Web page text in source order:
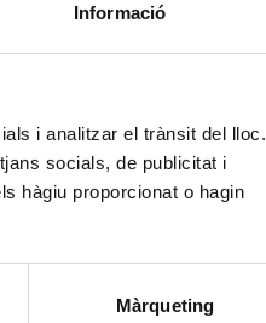
Informació
i analitzar el trànsit del lloc.
socials, de publicitat i
hàgiu proporcionat o hagin
Màrqueting
arribar-hi